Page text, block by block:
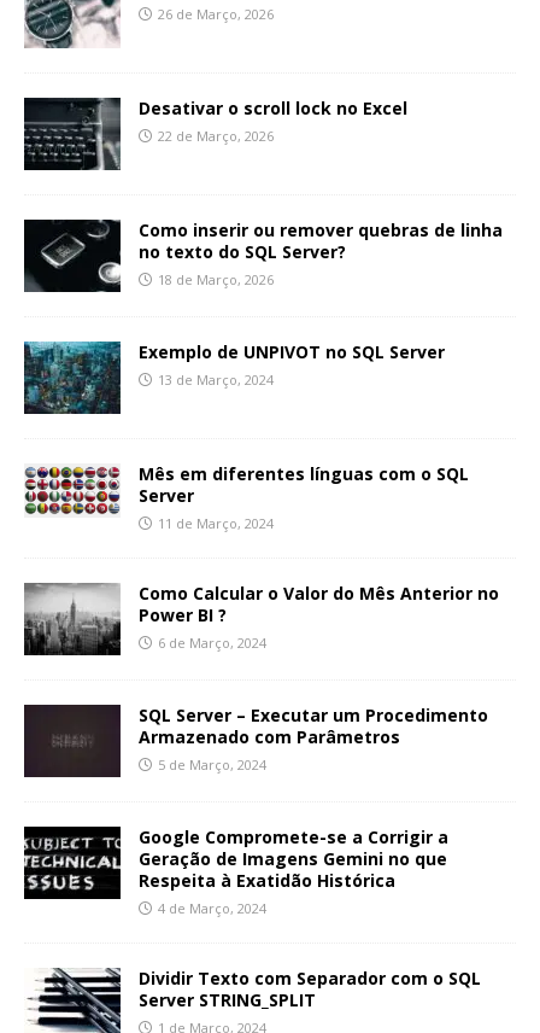
26 de Março, 2026
Desativar o scroll lock no Excel
22 de Março, 2026
Como inserir ou remover quebras de linha
no texto do SQL Server?
18 de Março, 2026
Exemplo de UNPIVOT no SQL Server
13 de Março, 2024
Mês em diferentes línguas com o SQL
Server
11 de Março, 2024
Como Calcular o Valor do Mês Anterior no
Power BI ?
6 de Março, 2024
SQL Server – Executar um Procedimento
Armazenado com Parâmetros
5 de Março, 2024
Google Compromete-se a Corrigir a
Geração de Imagens Gemini no que
Respeita à Exatidão Histórica
4 de Março, 2024
Dividir Texto com Separador com o SQL
Server STRING_SPLIT
1 de Março, 2024